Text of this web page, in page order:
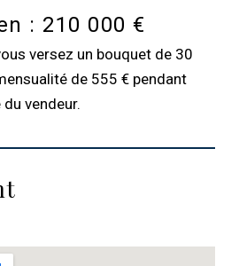
: 210 000 €
versez un bouquet de 30
de 555 € pendant
vendeur.